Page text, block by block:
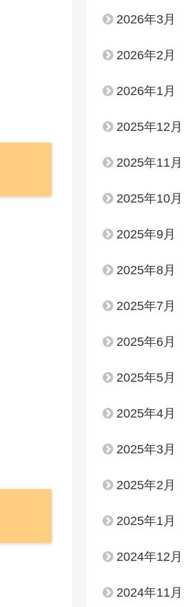
2026年3月
2026年2月
2026年1月
2025年12月
2025年11月
2025年10月
2025年9月
2025年8月
2025年7月
2025年6月
2025年5月
2025年4月
2025年3月
2025年2月
2025年1月
2024年12月
2024年11月